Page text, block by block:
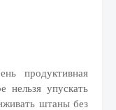
продуктивная
нельзя упускать
штаны без